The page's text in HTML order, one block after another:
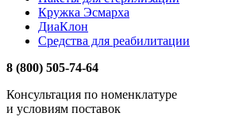
Кружка Эсмарха
ДиаКлон
Средства для реабилитации
8 (800) 505-74-64
Консультация по номенклатуре
и условиям поставок